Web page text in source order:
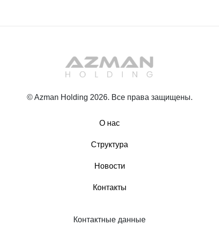
© Azman Holding 2026. Все права защищены.
О нас
Структура
Новости
Контакты
Контактные данные